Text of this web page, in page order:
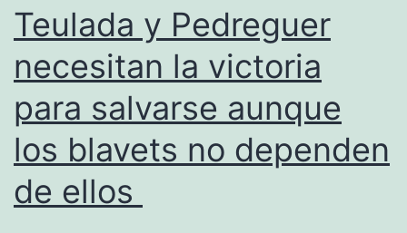
Gorgos
y
el
Benissa
acaban
cuartos
Teulada y Pedreguer
necesitan la victoria
para salvarse aunque
los blavets no dependen
de ellos